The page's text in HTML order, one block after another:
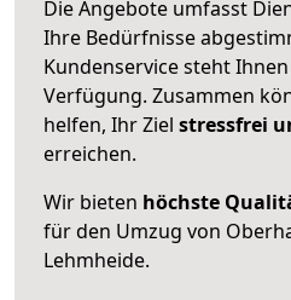
Die Angebote umfasst
Ihre Bedürfnisse
Kundenservice steht
Verfügung. Zusammen
helfen, Ihr Ziel stressfrei
erreichen.
Wir bieten höchste
für den Umzug von
Lehmheide.